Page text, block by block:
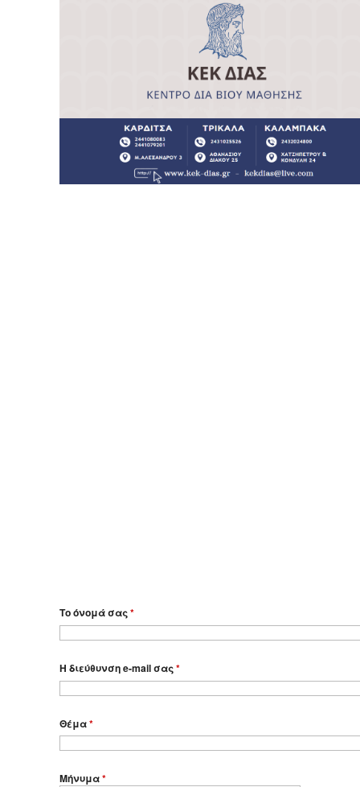
Το όνομά σας*
Η διεύθυνση e-mail σας*
Θέμα*
Μήνυμα*